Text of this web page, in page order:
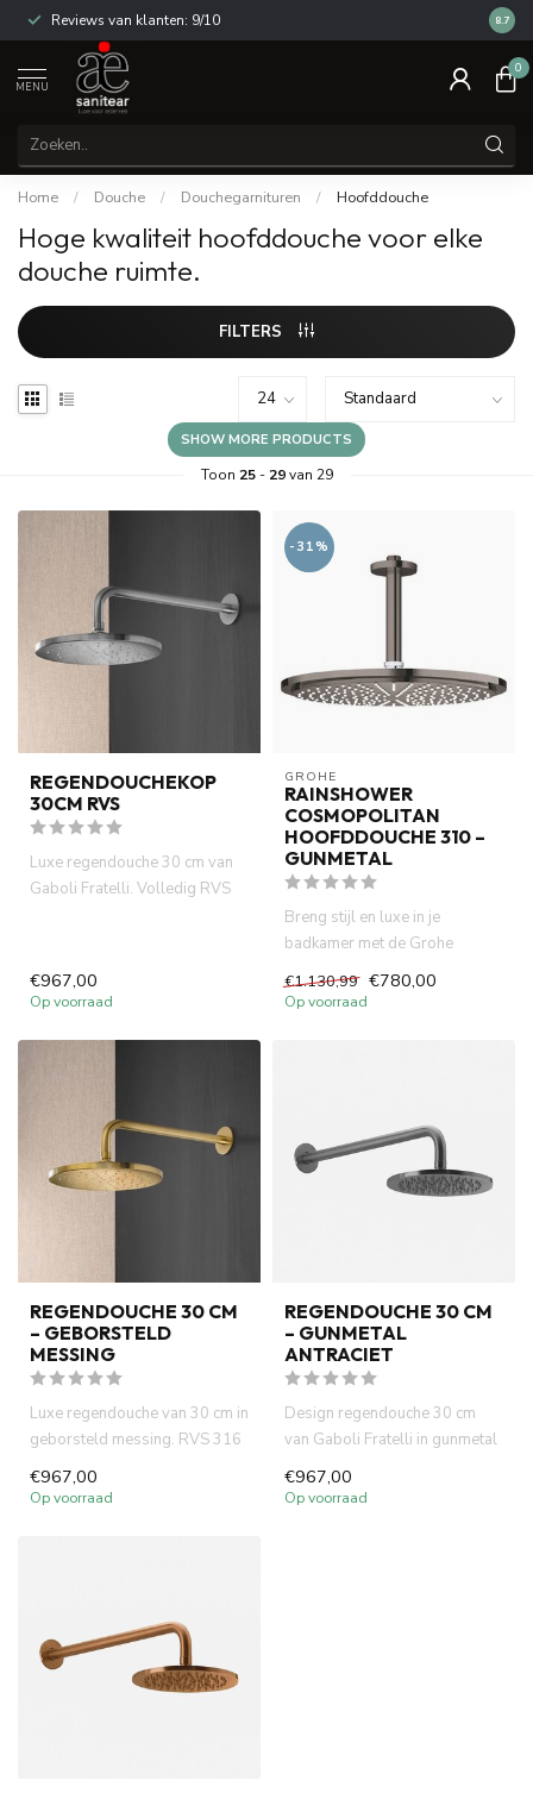
Reviews van klanten: 9/10 14
8.7
MENU
0
Home / Douche / Douchegarnituren / Hoofddouche
Hoge kwaliteit hoofddouche voor elke
douche ruimte.
FILTERS
SHOW MORE PRODUCTS
Toon 25- 29van 29
REGENDOUCHEKOP
30CM RVS
Luxe regendouche 30 cm van
Gaboli Fratelli. Volledig RVS
€967,00
Op voorraad
-31%
GROHE
RAINSHOWER
COSMOPOLITAN
HOOFDDOUCHE 310 –
GUNMETAL
Breng stijl en luxe in je
badkamer met de Grohe
Rainshower Cosmopolitan
310 hoof...
€1.130,99 €780,00
Op voorraad
REGENDOUCHE 30 CM
– GEBORSTELD
MESSING
Luxe regendouche van 30 cm in
geborsteld messing. RVS 316
met wandarm, Italiaans...
€967,00
Op voorraad
REGENDOUCHE 30 CM
– GUNMETAL
ANTRACIET
Design regendouche 30 cm
van Gaboli Fratelli in gunmetal
afwerking. RVS 316 met ...
€967,00
Op voorraad